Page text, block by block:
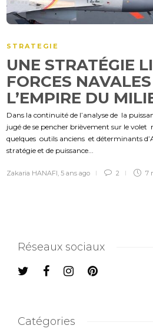
STRATEGIE
UNE STRATÉGIE
FORCES
L’EMPIRE DU
Dans la continuité de l’analyse de la
jugé de se pencher brièvement sur le
quelques outils anciens et déterminants
stratégie et de puissance...
Zakaria HANAFI 5 ans ago 2 7
Réseaux sociaux
Catégories